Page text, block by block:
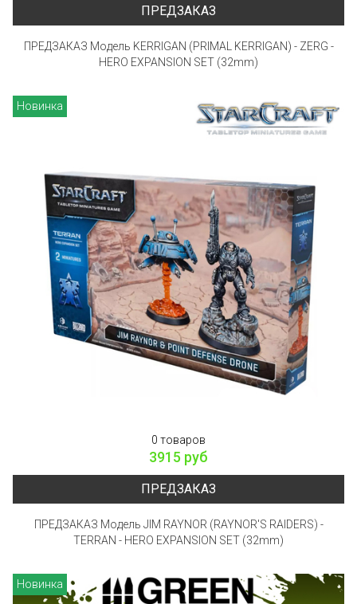
ПРЕДЗАКАЗ
ПРЕДЗАКАЗ Модель KERRIGAN (PRIMAL KERRIGAN) - ZERG -
HERO EXPANSION SET (32mm)
Новинка
0 товаров
3915 руб
ПРЕДЗАКАЗ
ПРЕДЗАКАЗ Модель JIM RAYNOR (RAYNOR'S RAIDERS) -
TERRAN - HERO EXPANSION SET (32mm)
Новинка